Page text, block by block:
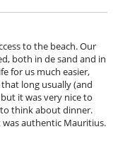
to the beach. Our
both in de sand and in
for us much easier,
long usually (and
it was very nice to
think about dinner.
was authentic Mauritius.